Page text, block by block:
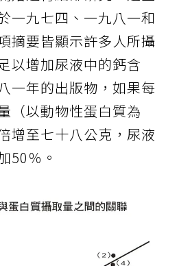
一九七四、一九八一和
摘要皆顯示許多人所攝
以增加尿液中的鈣含
一年的出版物，如果每
（以動物性蛋白質為
增至七十八公克，尿液
50％。